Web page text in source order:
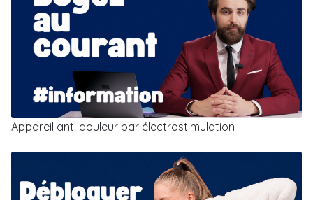
Appareil anti douleur par électrostimulation